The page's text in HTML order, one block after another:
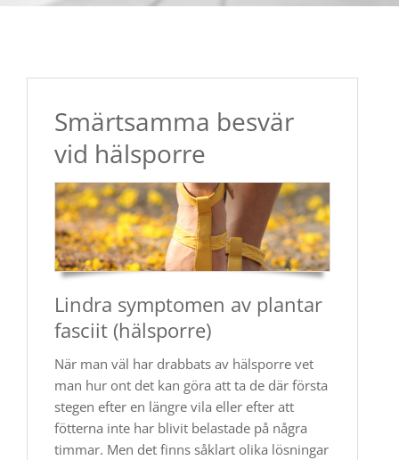
Smärtsamma besvär
vid hälsporre
Lindra symptomen av plantar
fasciit (hälsporre)
När man väl har drabbats av hälsporre vet
man hur ont det kan göra att ta de där första
stegen efter en längre vila eller efter att
fötterna inte har blivit belastade på några
timmar. Men det finns såklart olika lösningar